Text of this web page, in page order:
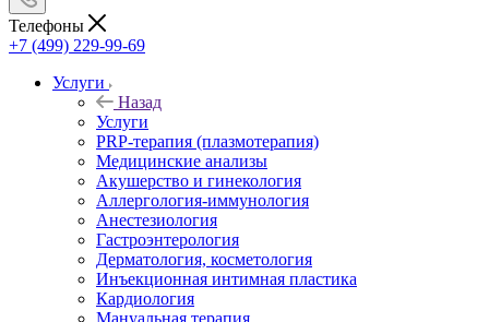
Телефоны
+7 (499) 229-99-69
Услуги
Назад
Услуги
PRP-терапия (плазмотерапия)
Медицинские анализы
Акушерство и гинекология
Аллергология-иммунология
Анестезиология
Гастроэнтерология
Дерматология, косметология
Инъекционная интимная пластика
Кардиология
Мануальная терапия